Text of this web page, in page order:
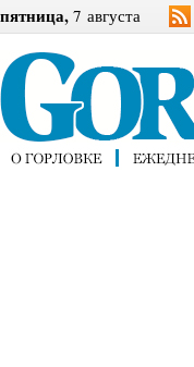
пятница, 7 августа